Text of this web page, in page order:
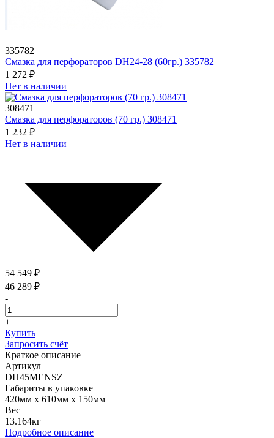
335782
Смазка для перфораторов DH24-28 (60гр.) 335782
1 272 ₽
Нет в наличии
308471
Смазка для перфораторов (70 гр.) 308471
1 232 ₽
Нет в наличии
54 549 ₽
46 289 ₽
-
+
Купить
Запросить счёт
Краткое описание
Артикул
DH45MENSZ
Габариты в упаковке
420мм x 610мм x 150мм
Вес
13.164кг
Подробное описание